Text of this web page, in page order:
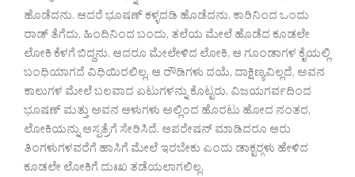
ಹೊಡೆದನು. ಆದರೆ ಭೂಷಣ್ ಕಳ್ಳದಡಿ ಹೊಡೆದನು. ಕಾರಿನಿಂದ ಒಂದು
ರಾಡ್ ತೆಗೆದು, ಹಿಂದಿನಿಂದ ಬಂದು, ತಲೆಯ ಮೇಲೆ ಹೊಡೆದ ಕೂಡಲೇ
ಲೋಕಿ ಕೆಳಗೆ ಬಿದ್ದನು. ಆದರೂ ಮೇಲೇಳಿದ ಲೋಕಿ, ಆ ಗೂಂಡಾಗಳ ಕೈಯಲ್ಲಿ
ಬಂಧಿಯಾಗದೆ ವಿಧಿಯಿರಲಿಲ್ಲ. ಆ ರೌಡಿಗಳು ದಯೆ, ದಾಕ್ಷಿಣ್ಯವಿಲ್ಲದೆ, ಅವನ
ಕಾಲುಗಳ ಮೇಲೆ ಬಲವಾದ ಏಟುಗಳನ್ನು ಕೊಟ್ಟರು. ವಿಜಯಗರ್ವದಿಂದ
ಭೂಷಣ್ ಮತ್ತು ಅವನ ಆಳುಗಳು ಅಲ್ಲಿಂದ ಹೊರಟು ಹೋದ ನಂತರ,
ಲೋಕಿಯನ್ನು ಆಸ್ಪತ್ರೆಗೆ ಸೇರಿಸಿದೆ. ಆಪರೇಷನ್ ಮಾಡಿದರೂ ಆರು
ತಿಂಗಳುಗಳವರೆಗೆ ಹಾಸಿಗೆ ಮೇಲೆ ಇರಬೇಕು ಎಂದು ಡಾಕ್ಟರ್‍ಗಳು ಹೇಳಿದ
ಕೂಡಲೇ ಲೋಕಿಗೆ ದುಃಖ ತಡೆಯಲಾಗಲಿಲ್ಲ.